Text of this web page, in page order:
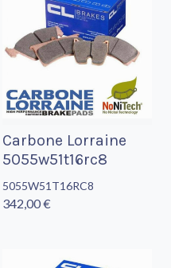
Carbone Lorraine
5055w51t16rc8
5055W51T16RC8
342,00 €